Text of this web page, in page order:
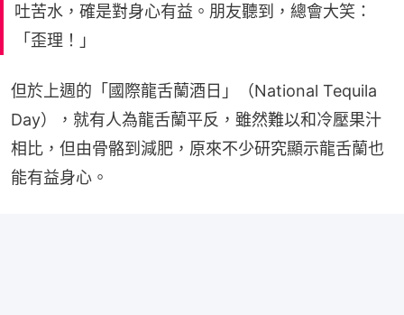
吐苦水，確是對身心有益。朋友聽到，總會大笑：
「歪理！」
但於上週的「國際龍舌蘭酒日」（National Tequila
Day），就有人為龍舌蘭平反，雖然難以和冷壓果汁
相比，但由骨骼到減肥，原來不少研究顯示龍舌蘭也
能有益身心。